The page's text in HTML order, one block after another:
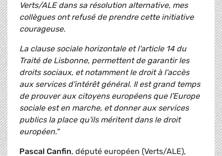
Verts/ALE dans sa résolution alternative, mes
collègues ont refusé de prendre cette initiative
courageuse.
La clause sociale horizontale et l'article 14 du
Traité de Lisbonne, permettent de garantir les
droits sociaux, et notamment le droit à l'accès
aux services d'intérêt général. Il est grand temps
de prouver aux citoyens européens que l'Europe
sociale est en marche, et donner aux services
publics la place qu'ils méritent dans le droit
européen."
Pascal Canfin, député européen (Verts/ALE),